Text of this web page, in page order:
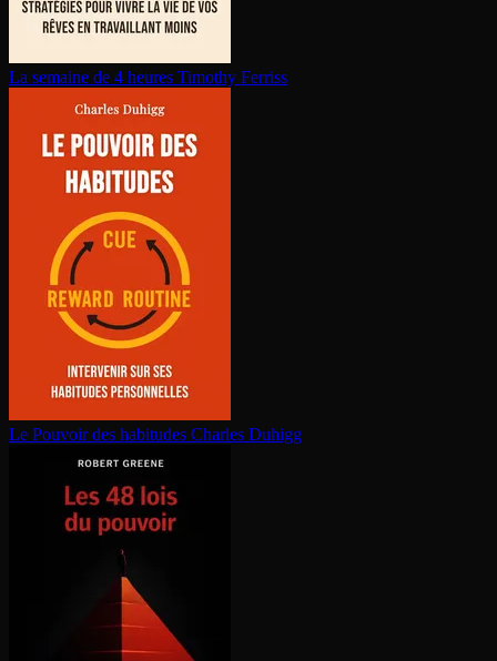
La semaine de 4 heures Timothy Ferriss
Le Pouvoir des habitudes Charles Duhigg